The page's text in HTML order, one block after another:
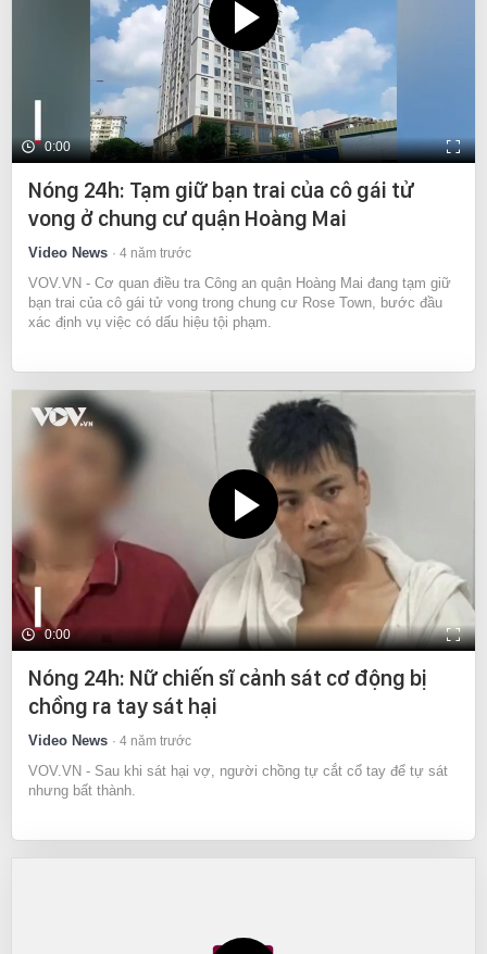
0:00
Nóng 24h: Tạm giữ bạn trai của cô gái tử
vong ở chung cư quận Hoàng Mai
Video News 4 năm trước
VOV.VN - Cơ quan điều tra Công an quận Hoàng Mai đang tạm giữ
bạn trai của cô gái tử vong trong chung cư Rose Town, bước đầu
xác định vụ việc có dấu hiệu tội phạm.
0:00
Nóng 24h: Nữ chiến sĩ cảnh sát cơ động bị
chồng ra tay sát hại
Video News 4 năm trước
VOV.VN - Sau khi sát hại vợ, người chồng tự cắt cổ tay để tự sát
nhưng bất thành.